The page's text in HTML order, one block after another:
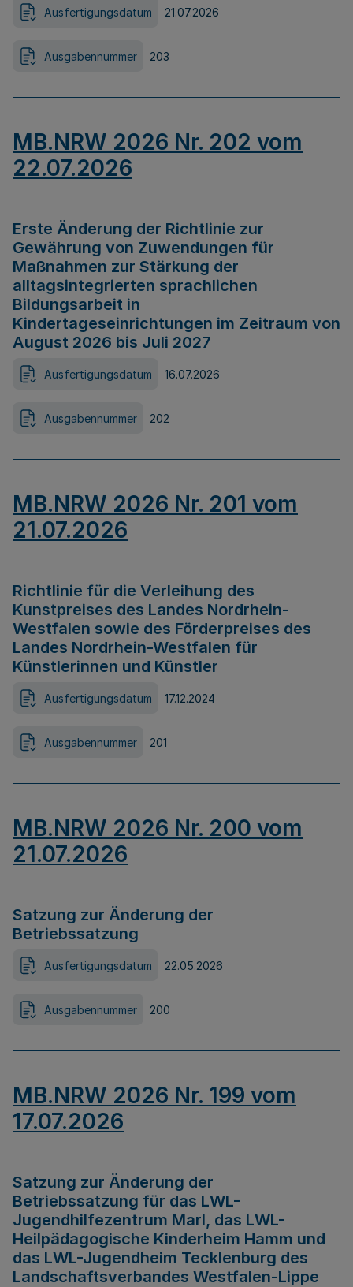
Ausfertigungsdatum 21.07.2026
Ausgabennummer 203
MB.NRW 2026 Nr. 202 vom
22.07.2026
Erste Änderung der Richtlinie zur
Gewährung von Zuwendungen für
Maßnahmen zur Stärkung der
alltagsintegrierten sprachlichen
Bildungsarbeit in
Kindertageseinrichtungen im Zeitraum von
August 2026 bis Juli 2027
Ausfertigungsdatum 16.07.2026
Ausgabennummer 202
MB.NRW 2026 Nr. 201 vom
21.07.2026
Richtlinie für die Verleihung des
Kunstpreises des Landes Nordrhein-
Westfalen sowie des Förderpreises des
Landes Nordrhein-Westfalen für
Künstlerinnen und Künstler
Ausfertigungsdatum 17.12.2024
Ausgabennummer 201
MB.NRW 2026 Nr. 200 vom
21.07.2026
Satzung zur Änderung der
Betriebssatzung
Ausfertigungsdatum 22.05.2026
Ausgabennummer 200
MB.NRW 2026 Nr. 199 vom
17.07.2026
Satzung zur Änderung der
Betriebssatzung für das LWL-
Jugendhilfezentrum Marl, das LWL-
Heilpädagogische Kinderheim Hamm und
das LWL-Jugendheim Tecklenburg des
Landschaftsverbandes Westfalen-Lippe